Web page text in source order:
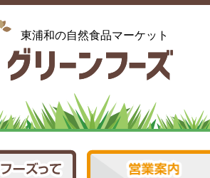
東浦和の自然食品マーケット